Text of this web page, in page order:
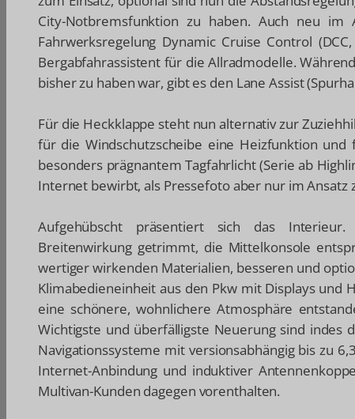
City-Notbremsfunktion zu haben. Auch neu im
Fahrwerksregelung Dynamic Cruise Control
Bergabfahrassistent für die Allradmodelle.
bisher zu haben war, gibt es den Lane Assist
Für die Heckklappe steht nun alternativ zur
für die Windschutzscheibe eine Heizfunktion
besonders prägnantem Tagfahrlicht (Serie ab
Internet bewirbt, als Pressefoto aber nur im Ansatz
Aufgehübscht präsentiert sich das
Breitenwirkung getrimmt, die Mittelkonsole
wertiger wirkenden Materialien, besseren und
Klimabedieneinheit aus den Pkw mit Displays
eine schönere, wohnlichere Atmosphäre
Wichtigste und überfälligste Neuerung sind indes
Navigationssysteme mit versionsabhängig bis zu
Internet-Anbindung und induktiver
Multivan-Kunden dagegen vorenthalten.